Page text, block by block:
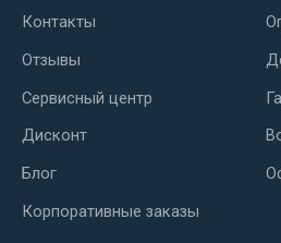
Контакты
Отзывы
Сервисный центр
Дисконт
Блог
Корпоративные заказы